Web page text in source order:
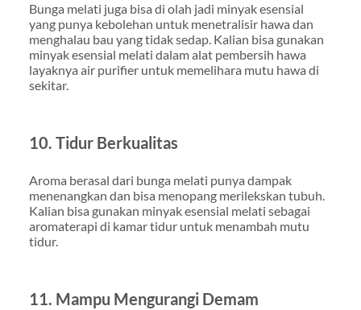
Bunga melati juga bisa di olah jadi minyak esensial
yang punya kebolehan untuk menetralisir hawa dan
menghalau bau yang tidak sedap. Kalian bisa gunakan
minyak esensial melati dalam alat pembersih hawa
layaknya air purifier untuk memelihara mutu hawa di
sekitar.
10. Tidur Berkualitas
Aroma berasal dari bunga melati punya dampak
menenangkan dan bisa menopang merilekskan tubuh.
Kalian bisa gunakan minyak esensial melati sebagai
aromaterapi di kamar tidur untuk menambah mutu
tidur.
11. Mampu Mengurangi Demam